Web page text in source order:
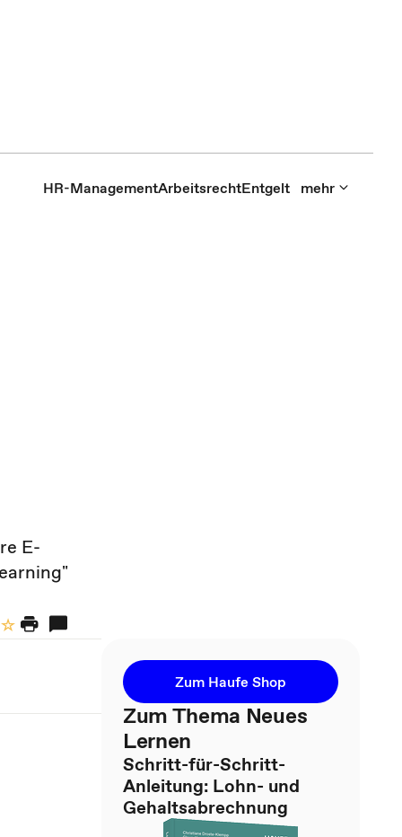
HR-ManagementArbeitsrechtEntgelt mehr
E-
Zum Haufe Shop
Zum Thema Neues
Lernen
Schritt-für-Schritt-
Anleitung: Lohn- und
Gehaltsabrechnung